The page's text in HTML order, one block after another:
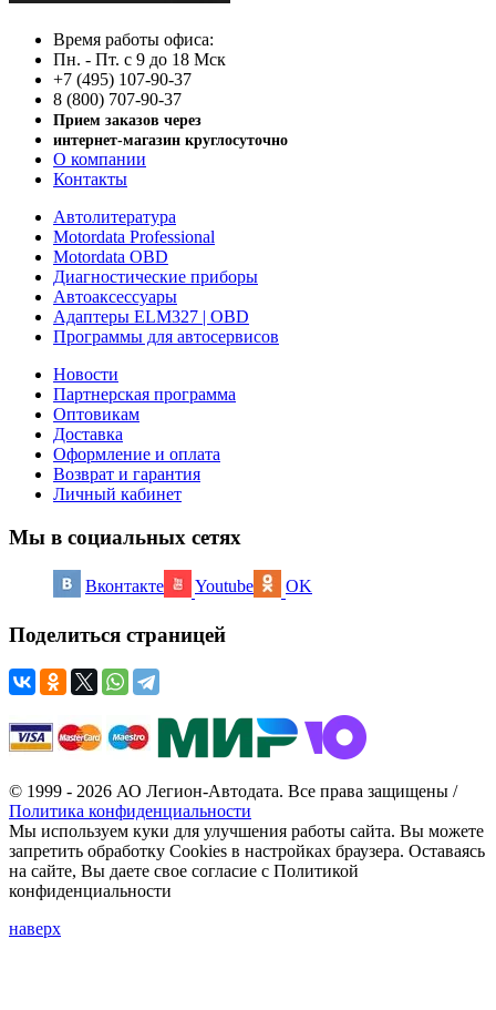
Время работы офиса:
Пн. - Пт. с 9 до 18 Мск
+7 (495) 107-90-37
8 (800) 707-90-37
Прием заказов через
интернет-магазин круглосуточно
О компании
Контакты
Автолитература
Motordata Professional
Motordata OBD
Диагностические приборы
Автоаксессуары
Адаптеры ELM327 | OBD
Программы для автосервисов
Новости
Партнерская программа
Оптовикам
Доставка
Оформление и оплата
Возврат и гарантия
Личный кабинет
Мы в социальных сетях
Вконтакте Youtube OK
Поделиться страницей
© 1999 - 2026 АО Легион-Автодата. Все права защищены /
Политика конфиденциальности
Мы используем куки для улучшения работы сайта. Вы можете
запретить обработку Cookies в настройках браузера. Оставаясь
на сайте, Вы даете свое согласие с Политикой
конфиденциальности
наверх